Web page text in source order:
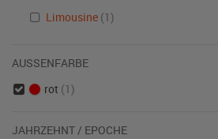
Limousine (1)
AUSSENFARBE
rot (1)
JAHRZEHNT / EPOCHE